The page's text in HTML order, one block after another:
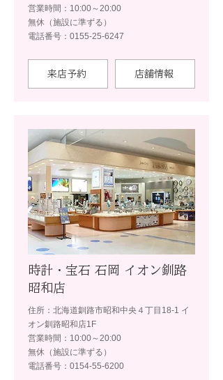
営業時間：10:00～20:00
無休（施設に準ずる）
電話番号：0155-25-6247
来店予約 店舗情報
時計・宝石 石岡 イオン釧路
昭和店
住所：北海道釧路市昭和中央４丁目18-1 イ
オン釧路昭和店1F
営業時間：10:00～20:00
無休（施設に準ずる）
電話番号：0154-55-6200